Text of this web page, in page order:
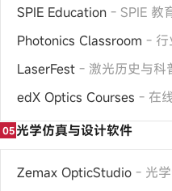
SPIE Education - SPIE 教
Photonics Classroom - 行
LaserFest - 激光历史与科
edX Optics Courses - 在
05 光学仿真与设计软件
Zemax OpticStudio - 光